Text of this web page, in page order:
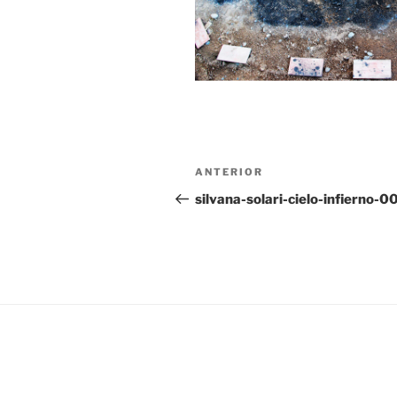
Navegación
de
Entrada
anterior:
ANTERIOR
silvana-solari-cielo-infierno-